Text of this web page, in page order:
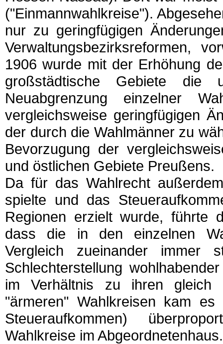
("Einmannwahlkreise").
nur zu geringfügigen
Verwaltungsbezirksreformen,
1906 wurde mit der Erhöhung
großstädtische Gebiete die
Neuabgrenzung einzelner
vergleichsweise geringfügigen
der durch die Wahlmänner zu
Bevorzugung der
und östlichen Gebiete Preußens.
Da für das Wahlrecht
spielte und das
Regionen erzielt wurde, führte
dass die in den einzelnen
Vergleich zueinander immer
Schlechterstellung
im Verhältnis zu ihren gleich
"ärmeren" Wahlkreisen kam
Steueraufkommen)
Wahlkreise im Abgeordnetenhaus.